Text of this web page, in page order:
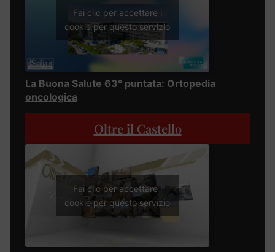
Fai clic per accettare i
cookie per questo servizio
La Buona Salute 63° puntata: Ortopedia
oncologica
Oltre il Castello
Fai clic per accettare i
cookie per questo servizio